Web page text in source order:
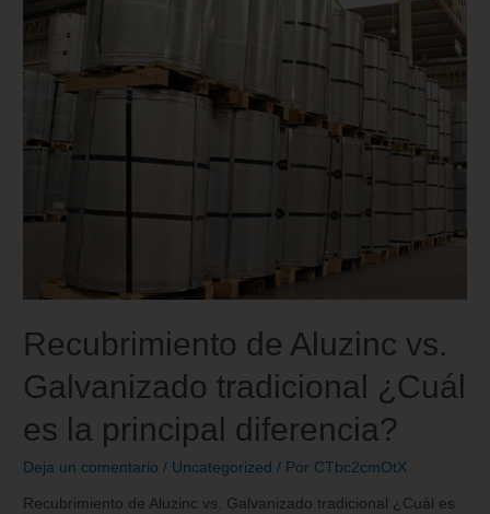
Recubrimiento de Aluzinc vs.
Galvanizado tradicional ¿Cuál
es la principal diferencia?
Deja un comentario / Uncategorized / Por CTbc2cmOtX
Recubrimiento de Aluzinc vs. Galvanizado tradicional ¿Cuál es